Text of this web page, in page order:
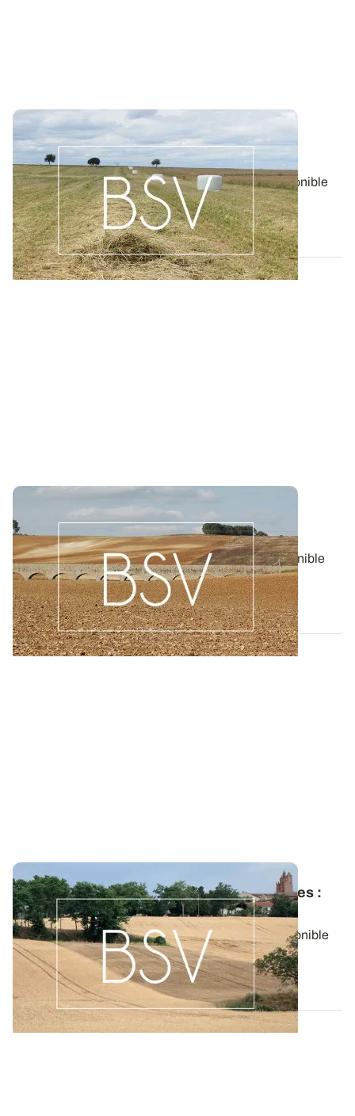
Bulletin de santé du Végétal - Lorraine :
Pommes de terre
Aujourd'hui, le BSV Pommes de terre n°17 est disponible
pour la région LORRAINE.
06 AOÛT 2026
Bulletin de santé du Végétal - Bourgogne-
Franche-Comté : Grandes Cultures
Aujourd'hui, le BSV Grandes Cultures n°8 est disponible
pour la région BOURGOGNE-FRANCHE...
06 AOÛT 2026
Bulletin de santé du Végétal - Midi-Pyrénées :
Grandes cultures
Aujourd'hui, le BSV Grandes cultures n°35 est disponible
pour la zone MIDI-PYRENEES.
06 AOÛT 2026